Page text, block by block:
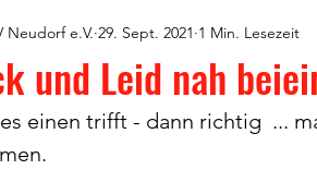
Fichtelberglauf
und Leid nah
Neudorf e.V. 29. Sept. 2021 1 Min. Lesezeit
einen trifft - dann richtig  ...